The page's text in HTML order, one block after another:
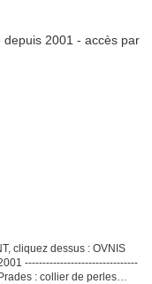
cliquez dessus : OVNIS
--------------------------------
: collier de perles